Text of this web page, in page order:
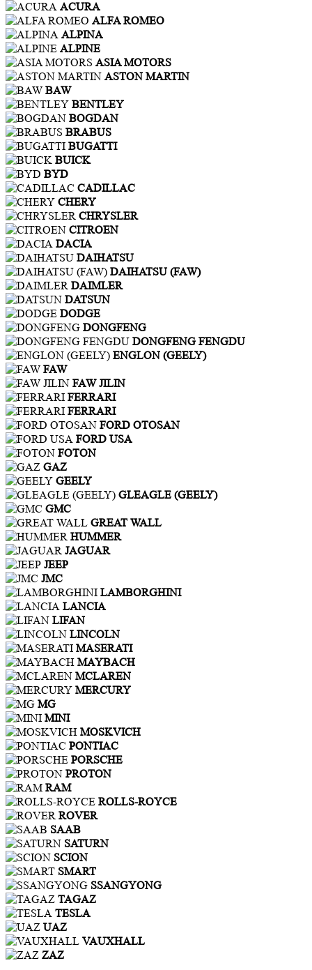
ACURA
ALFA ROMEO
ALPINA
ALPINE
ASIA MOTORS
ASTON MARTIN
BAW
BENTLEY
BOGDAN
BRABUS
BUGATTI
BUICK
BYD
CADILLAC
CHERY
CHRYSLER
CITROEN
DACIA
DAIHATSU
DAIHATSU (FAW)
DAIMLER
DATSUN
DODGE
DONGFENG
DONGFENG FENGDU
ENGLON (GEELY)
FAW
FAW JILIN
FERRARI
FERRARI
FORD OTOSAN
FORD USA
FOTON
GAZ
GEELY
GLEAGLE (GEELY)
GMC
GREAT WALL
HUMMER
JAGUAR
JEEP
JMC
LAMBORGHINI
LANCIA
LIFAN
LINCOLN
MASERATI
MAYBACH
MCLAREN
MERCURY
MG
MINI
MOSKVICH
PONTIAC
PORSCHE
PROTON
RAM
ROLLS-ROYCE
ROVER
SAAB
SATURN
SCION
SMART
SSANGYONG
TAGAZ
TESLA
UAZ
VAUXHALL
ZAZ